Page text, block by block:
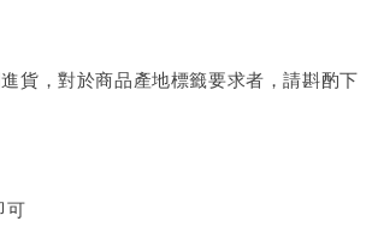
貨，對於商品產地標籤要求者，請斟酌下
可